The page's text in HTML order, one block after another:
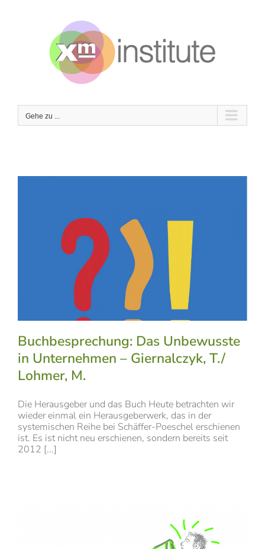
Gehe zu ...
Buchbesprechung: Das Unbewusste
in Unternehmen – Giernalczyk, T./
Lohmer, M.
Die Herausgeber und das Buch Heute betrachten wir
wieder einmal ein Herausgeberwerk, das in der
systemischen Reihe bei Schäffer-Poeschel erschienen
ist. Es ist nicht neu erschienen, sondern bereits seit
2012 [...]